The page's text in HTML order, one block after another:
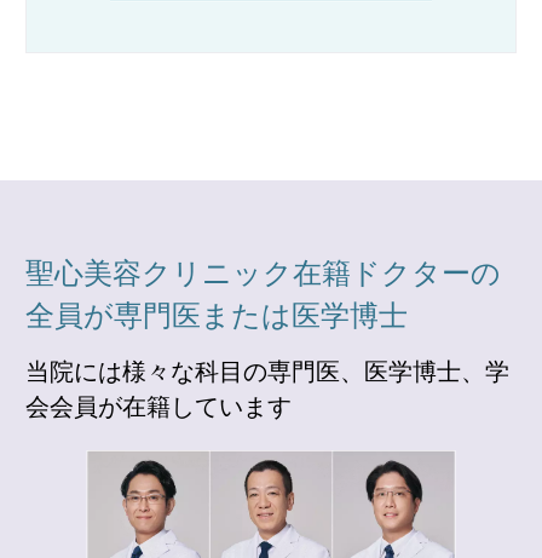
聖心美容クリニック在籍ドクターの
全員が専門医または医学博士
当院には様々な科目の専門医、医学博士、学
会会員が在籍しています